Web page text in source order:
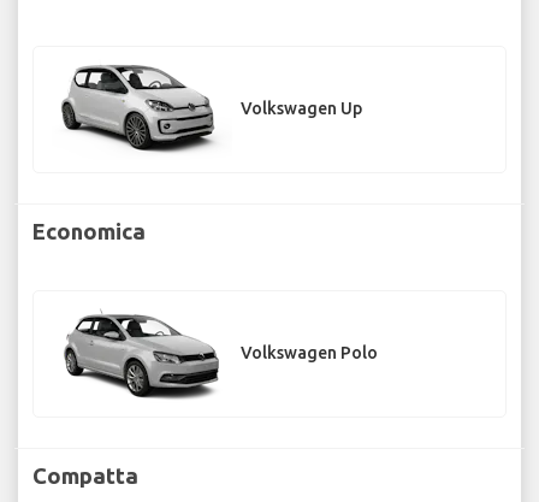
Volkswagen Up
Economica
Volkswagen Polo
Compatta